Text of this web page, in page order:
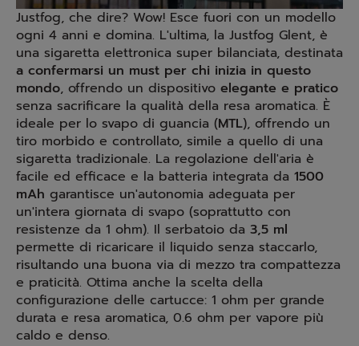
Justfog, che dire? Wow! Esce fuori con un modello
ogni 4 anni e domina. L'ultima, la Justfog Glent, è
una sigaretta elettronica super bilanciata, destinata
a confermarsi un must per chi inizia in questo
mondo, offrendo un dispositivo elegante e pratico
senza sacrificare la qualità della resa aromatica. È
ideale per lo svapo di guancia (MTL), offrendo un
tiro morbido e controllato, simile a quello di una
sigaretta tradizionale. La regolazione dell'aria è
facile ed efficace e la batteria integrata da 1500
mAh garantisce un'autonomia adeguata per
un'intera giornata di svapo (soprattutto con
resistenze da 1 ohm). Il serbatoio da 3,5 ml
permette di ricaricare il liquido senza staccarlo,
risultando una buona via di mezzo tra compattezza
e praticità. Ottima anche la scelta della
configurazione delle cartucce: 1 ohm per grande
durata e resa aromatica, 0.6 ohm per vapore più
caldo e denso.